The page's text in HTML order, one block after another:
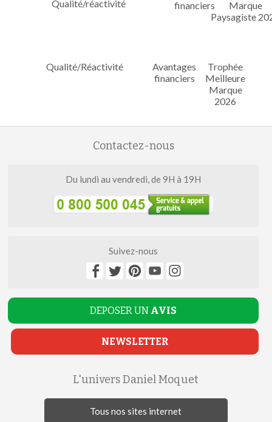
Qualité/Réactivité
Avantages
financiers
Trophée
Meilleure
Marque
2026
Contactez-nous
Du lundi au vendredi, de 9H à 19H
Suivez-nous
DEPOSER UN AVIS
NEWSLETTER
L'univers Daniel Moquet
Tous nos sites internet